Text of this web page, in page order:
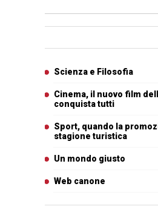
Scienza e Filosofia
Cinema, il nuovo film
conquista tutti
Sport, quando la
stagione turistica
Un mondo giusto
Web canone